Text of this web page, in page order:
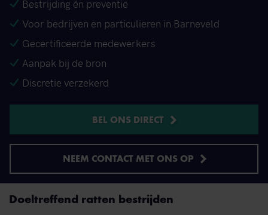
Bestrijding én preventie
Voor bedrijven en particulieren in Barneveld
Gecertificeerde medewerkers
Aanpak bij de bron
Discretie verzekerd
BEL ONS DIRECT
NEEM CONTACT MET ONS OP
Doeltreffend ratten bestrijden